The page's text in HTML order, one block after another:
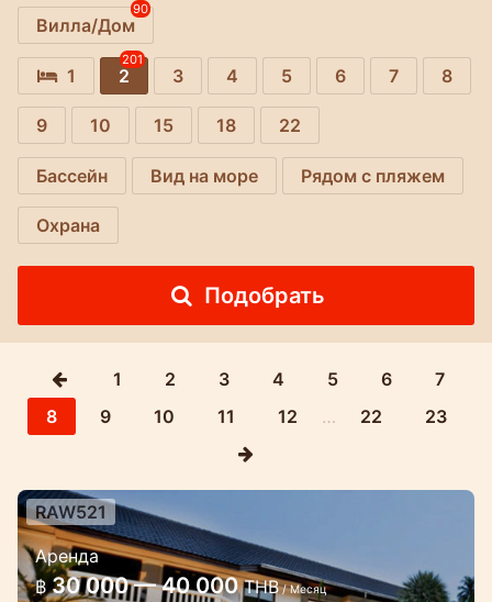
Вилла/Дом
90
1 2
201
3 4 5 6 7 8
9 10 15 18 22
Бассейн Вид на море Рядом с пляжем
Охрана
Подобрать
1 2 3 4 5 6
7
8
9 10 11 12 … 22 23
Двуспальные апартаменты в
колониальном стиле на Раваи
RAW521
Аренда
฿ 30 000 — 40 000THB/ Месяц